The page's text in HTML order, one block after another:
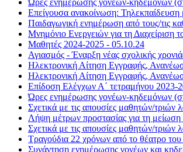
Επείγουσα ανακοίνωση:
Παιδαγωγική ενημέρωση από τους/τις
Μνημόνιο Ενεργειών για τη
Μαθητές 2024-2025 - 05.10.24
Αγιασμός - Έναρξη νέας σχολικής
Ηλεκτρονική Αίτηση Εγγραφής,
Ηλεκτρονική Αίτηση Εγγραφής,
Επίδοση Ελέγχων Α΄ τετραμήνου 2023-
Ώρες ενημέρωσης γονέων-κηδεμόνων
Σχετικά με τις απουσίες μαθητών/
Λήψη μέτρων προστασίας για τη
Σχετικά με τις απουσίες μαθητών/
Τραγούδια 22 χρόνων από το θέατρο
Συνάντηση ενημέρωσης γονέων και